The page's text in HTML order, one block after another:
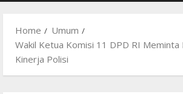
Home
Umum
Wakil Ketua Komisi 11 DPD RI Meminta
Kinerja Polisi